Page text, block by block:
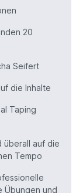
20
Seifert
die Inhalte
Taping
überall auf die
Tempo
Übungen und